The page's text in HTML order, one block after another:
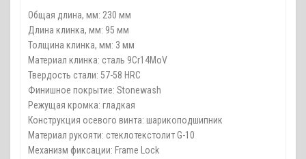
Общая длина, мм: 230 мм
Длина клинка, мм: 95 мм
Толщина клинка, мм: 3 мм
Материал клинка: сталь 9Cr14MoV
Твердость стали: 57-58 HRC
Финишное покрытие: Stonewash
Режущая кромка: гладкая
Конструкция осевого винта: шарикоподшипник
Материал рукояти: стеклотекстолит G-10
Механизм фиксации: Frame Lock